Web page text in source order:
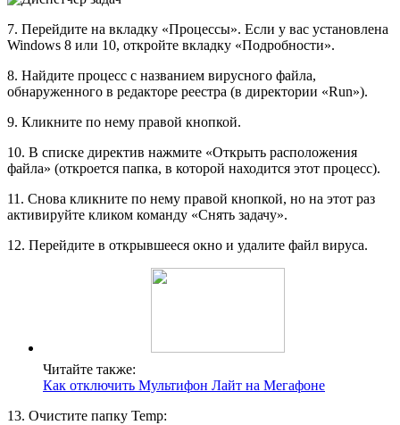
7. Перейдите на вкладку «Процессы». Если у вас установлена
Windows 8 или 10, откройте вкладку «Подробности».
8. Найдите процесс с названием вирусного файла,
обнаруженного в редакторе реестра (в директории «Run»).
9. Кликните по нему правой кнопкой.
10. В списке директив нажмите «Открыть расположения
файла» (откроется папка, в которой находится этот процесс).
11. Снова кликните по нему правой кнопкой, но на этот раз
активируйте кликом команду «Снять задачу».
12. Перейдите в открывшееся окно и удалите файл вируса.
Читайте также:
Как отключить Мультифон Лайт на Мегафоне
13. Очистите папку Temp: